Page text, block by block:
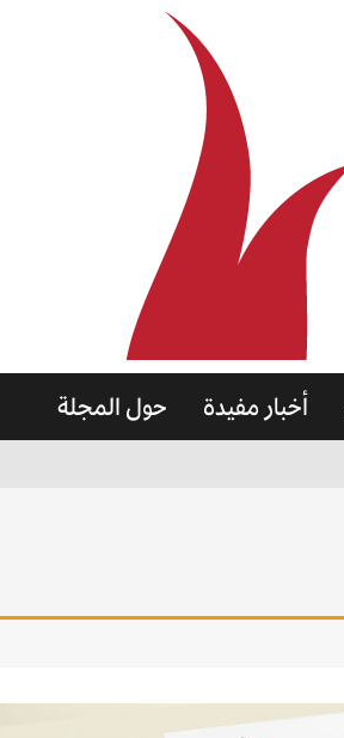
أخبار مفيدة حول المجلة